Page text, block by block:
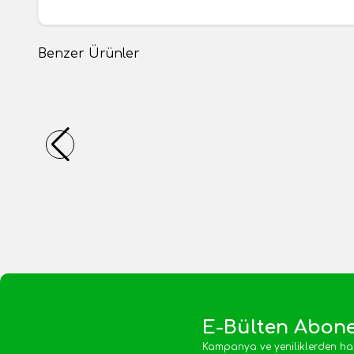
Benzer Ürünler
1 Adet
E-Bülten
Kampanya ve yeniliklerden